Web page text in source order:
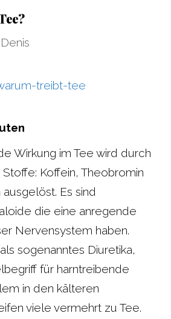
Denis
Wirkung im Tee wird durch
Koffein, Theobromin
Es sind
die eine anregende
Nervensystem haben.
sogenanntes Diuretika,
für harntreibende
in den kälteren
viele vermehrt zu Tee.